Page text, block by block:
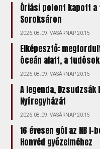
Óriási pofont kapott a
Soroksáron
2026.08.09. VASÁRNAP 20:15
Elképesztő:
óceán alatt, a
2026.08.09. VASÁRNAP 20:15
A legenda,
Nyíregyházát
2026.08.09. VASÁRNAP 20:15
16 évesen gól az NB
Honvéd győzelméhez